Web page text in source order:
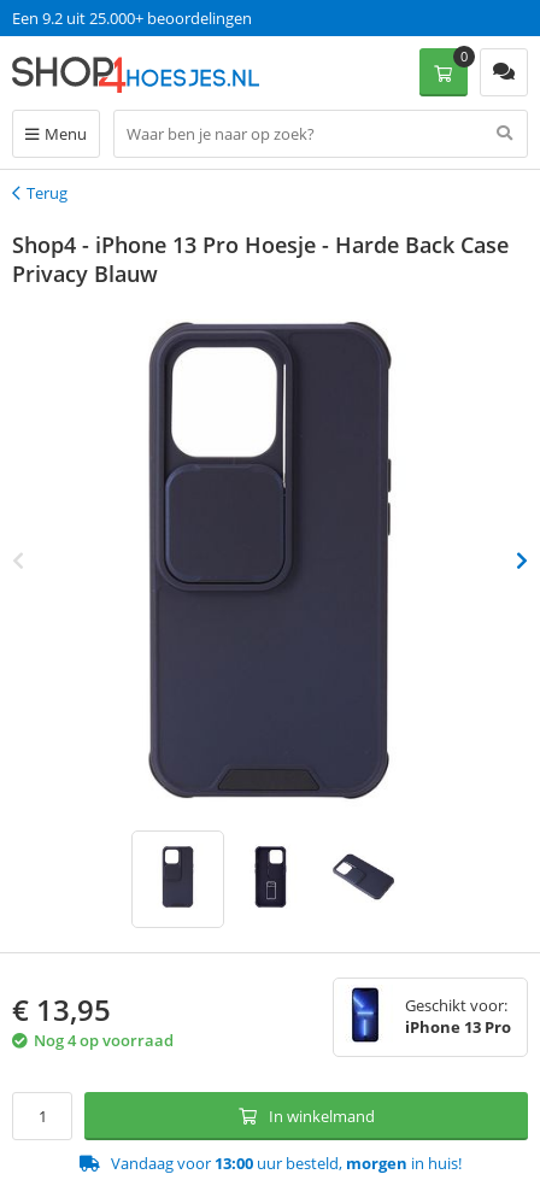
Een 9.2 uit 25.000+ beoordelingen
Menu
0
Terug
Terug
Shop4 - iPhone 13 Pro Hoesje - Harde Back Case
Privacy Blauw
€ 13,95
Nog 4 op voorraad
Geschikt voor:
iPhone 13 Pro
In winkelmand
Vandaag voor 13:00uur besteld, morgen in huis!